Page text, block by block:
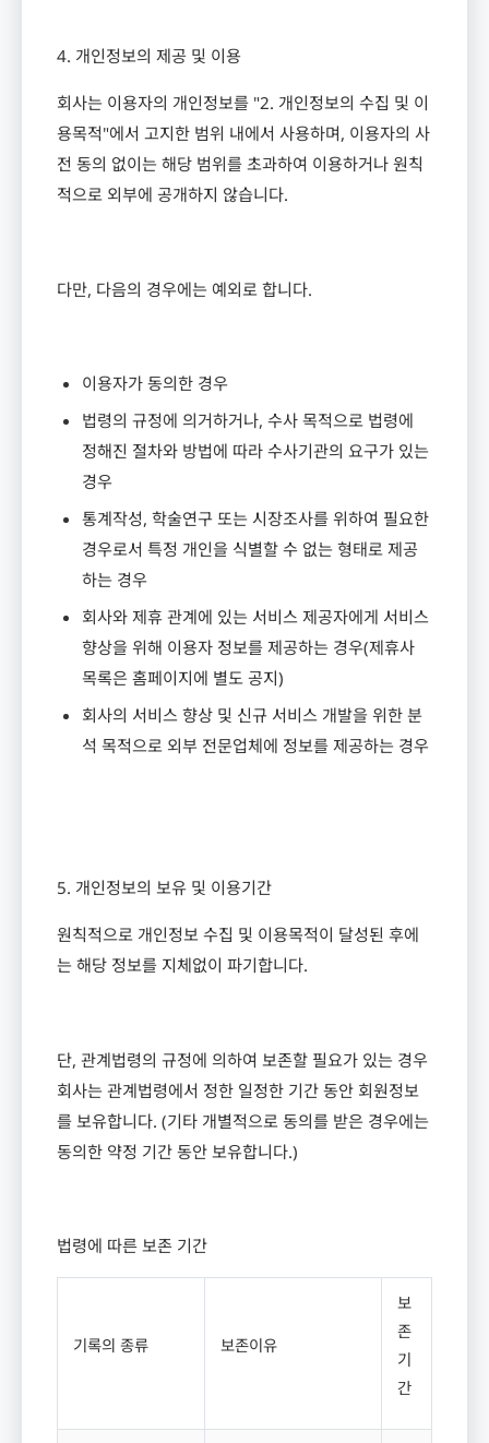
4. 개인정보의 제공 및 이용
회사는 이용자의 개인정보를 "2. 개인정보의 수집 및 이
용목적"에서 고지한 범위 내에서 사용하며, 이용자의 사
전 동의 없이는 해당 범위를 초과하여 이용하거나 원칙
적으로 외부에 공개하지 않습니다.
다만, 다음의 경우에는 예외로 합니다.
이용자가 동의한 경우
법령의 규정에 의거하거나, 수사 목적으로 법령에
정해진 절차와 방법에 따라 수사기관의 요구가 있는
경우
통계작성, 학술연구 또는 시장조사를 위하여 필요한
경우로서 특정 개인을 식별할 수 없는 형태로 제공
하는 경우
회사와 제휴 관계에 있는 서비스 제공자에게 서비스
향상을 위해 이용자 정보를 제공하는 경우(제휴사
목록은 홈페이지에 별도 공지)
회사의 서비스 향상 및 신규 서비스 개발을 위한 분
석 목적으로 외부 전문업체에 정보를 제공하는 경우
5. 개인정보의 보유 및 이용기간
원칙적으로 개인정보 수집 및 이용목적이 달성된 후에
는 해당 정보를 지체없이 파기합니다.
단, 관계법령의 규정에 의하여 보존할 필요가 있는 경우
회사는 관계법령에서 정한 일정한 기간 동안 회원정보
를 보유합니다. (기타 개별적으로 동의를 받은 경우에는
동의한 약정 기간 동안 보유합니다.)
법령에 따른 보존 기간
기록의 종류 보존이유
보
존
기
간